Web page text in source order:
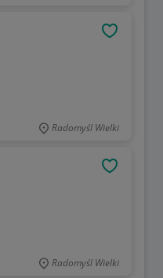
Radomyśl Wielki
Radomyśl Wielki